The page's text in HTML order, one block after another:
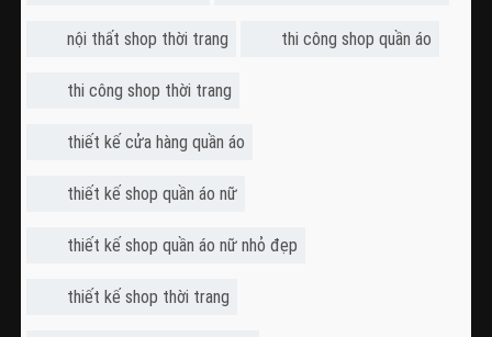
nội thất shop thời trang thi công shop quần áo
thi công shop thời trang
thiết kế cửa hàng quần áo
thiết kế shop quần áo nữ
thiết kế shop quần áo nữ nhỏ đẹp
thiết kế shop thời trang